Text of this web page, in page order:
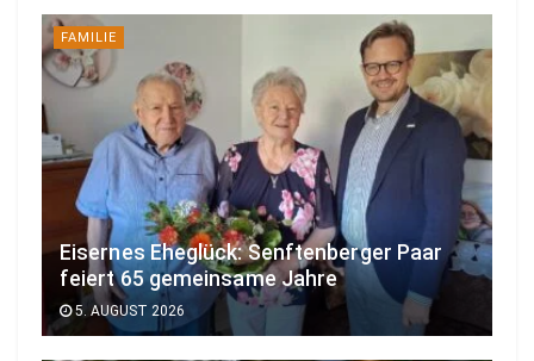
FAMILIE
Eisernes Eheglück: Senftenberger Paar
feiert 65 gemeinsame Jahre
5. AUGUST 2026